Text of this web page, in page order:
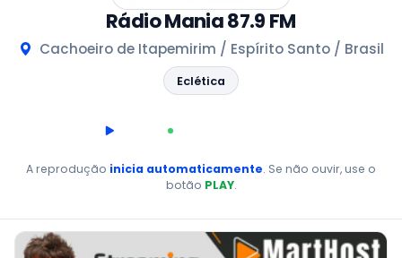
Rádio Mania 87.9 FM
Cachoeiro de Itapemirim / Espírito Santo / Brasil
Eclética
AO VIVO
A reprodução inicia automaticamente. Se não ouvir, use o
botão PLAY.